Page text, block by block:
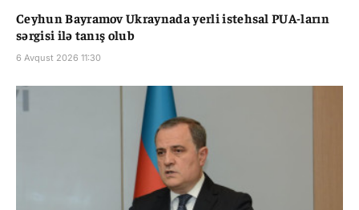
Ceyhun Bayramov Ukraynada yerli istehsal PUA-ların
sərgisi ilə tanış olub
6 Avqust 2026 11:30